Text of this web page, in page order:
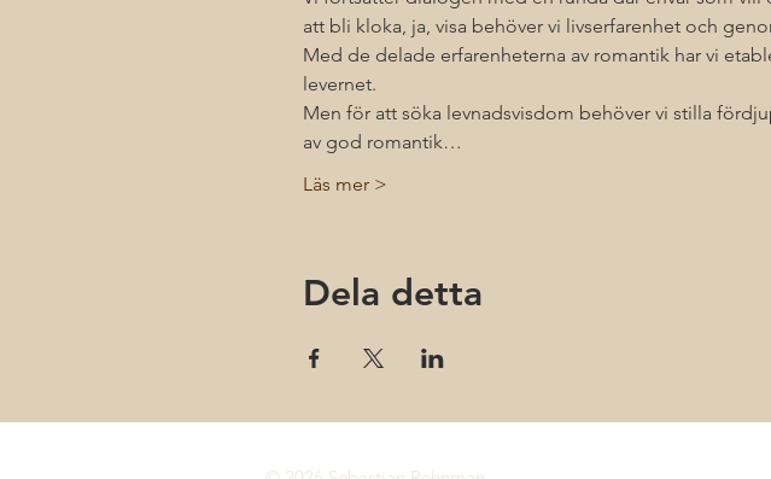
att bli kloka, ja, visa behöver vi livserfarenhet och
Med de delade erfarenheterna av romantik har vi
levernet.
Men för att söka levnadsvisdom behöver vi stilla
av god romantik…
Läs mer >
Dela detta